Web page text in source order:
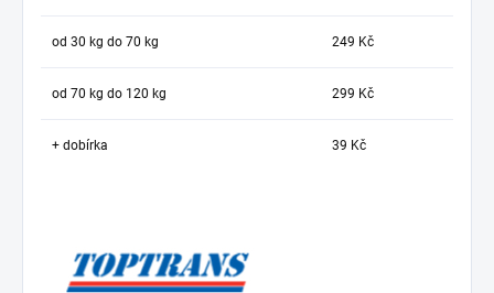
od 30 kg do 70 kg 249 Kč
od 70 kg do 120 kg 299 Kč
+ dobírka 39 Kč